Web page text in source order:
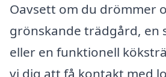
Oavsett om du drömmer
grönskande trädgård, en
eller en funktionell